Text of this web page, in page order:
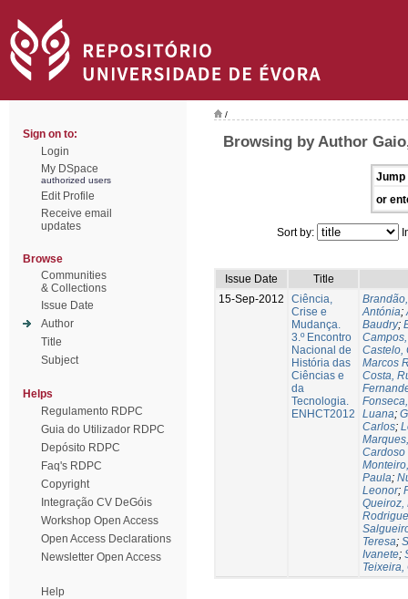
Sign on to:
Login
My DSpace
authorized users
Edit Profile
Receive email
updates
Browse
Communities
& Collections
Issue Date
Author
Title
Subject
Helps
Regulamento RDPC
Guia do Utilizador RDPC
Depósito RDPC
Faq's RDPC
Copyright
Integração CV DeGóis
Workshop Open Access
Open Access Declarations
Newsletter Open Access
Help
/
Browsing by Author
Jump
or
Sort by:
Issue Date
Title
15-Sep-2012
Ciência,
Crise e
Mudança.
3.º Encontro
Nacional de
História das
Ciências e
da
Tecnologia.
ENHCT2012
Antónia;
Baudry;
Castelo,
Marcos
Costa,
Luana;
Carlos;
Cardoso
Paula;
Leonor;
Queiroz,
Teresa;
Ivanete;